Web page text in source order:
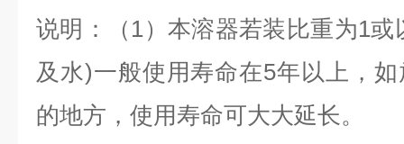
说明：（1）本溶器若装比重为1
及水)一般使用寿命在5年以上，
的地方，使用寿命可大大延长。